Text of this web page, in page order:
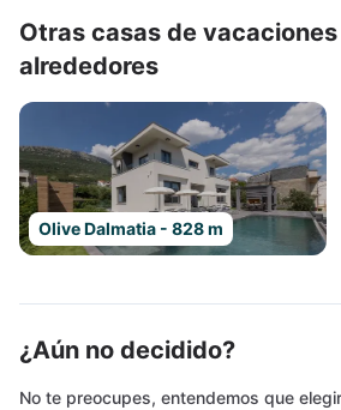
Otras casas de
alrededores
Olive Dalmatia - 828 m
¿Aún no decidido?
No te preocupes, entendemos que